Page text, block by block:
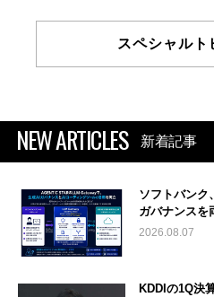
スペシャルト
NEW ARTICLES 新着記事
ソフトバンク
ガバナンスを
2026.08.07
KDDIの1Q決